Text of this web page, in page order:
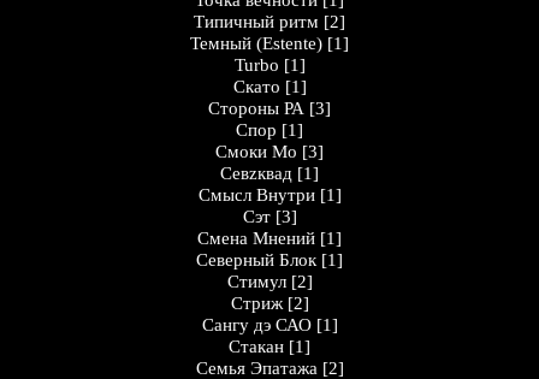
Типичный ритм [2]
Темный (Estente) [1]
Turbo [1]
Скато [1]
Стороны РА [3]
Спор [1]
Смоки Мо [3]
Севzквад [1]
Смысл Внутри [1]
Сэт [3]
Смена Мнений [1]
Северный Блок [1]
Стимул [2]
Стриж [2]
Сангу дэ САО [1]
Стакан [1]
Семья Эпатажа [2]